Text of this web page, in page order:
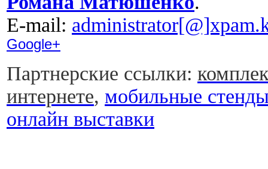
Е-mail:
Google+
Партнерские ссылки:
интернете, мобильные
онлайн выставки